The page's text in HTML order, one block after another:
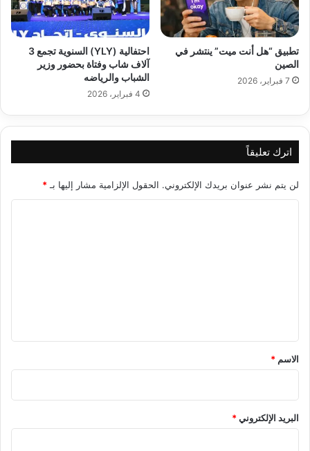
تطبيق “هل أنت ميت” ينتشر في
الصين
7 فبراير، 2026
احتفالية (YLY) السنوية تجمع 3
آلاف شاب وفتاة بحضور وزير
الشباب والرياضه
4 فبراير، 2026
اترك تعليقاً
لن يتم نشر عنوان بريدك الإلكتروني. الحقول الإلزامية مشار إليها بـ *
*
الاسم *
البريد الإلكتروني*